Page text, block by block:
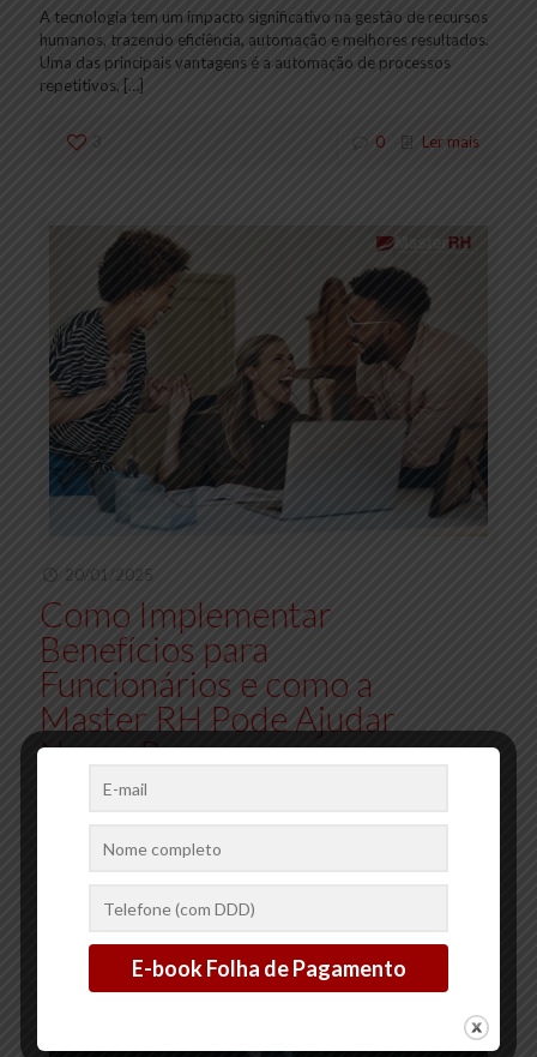
A tecnologia tem um impacto significativo na gestão de recursos
humanos, trazendo eficiência, automação e melhores resultados.
Uma das principais vantagens é a automação de processos
repetitivos, […]
3 0 Ler mais
20/01/2025
Como Implementar
Benefícios para
Funcionários e como a
Master RH Pode Ajudar
Nesse Processo
A implementação de benefícios para funcionários é uma
promover a satisfação e o bem-estar da equipe. Oferecer